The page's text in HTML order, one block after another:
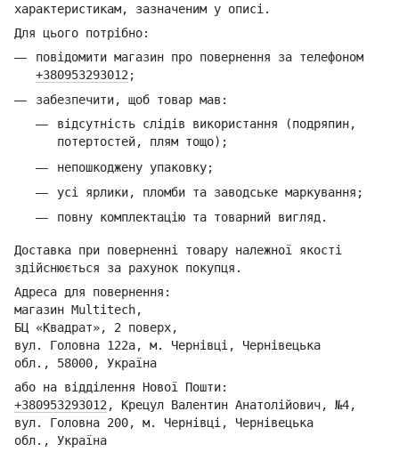
характеристикам, зазначеним у описі.
Для цього потрібно:
повідомити магазин про повернення за телефоном
+380953293012 ;
забезпечити, щоб товар мав:
відсутність слідів використання (подряпин,
потертостей, плям тощо);
непошкоджену упаковку;
усі ярлики, пломби та заводське маркування;
повну комплектацію та товарний вигляд.
Доставка при поверненні товару належної якості
здійснюється за рахунок покупця.
Адреса для повернення:
магазин Multitech,
БЦ «Квадрат», 2 поверх,
вул. Головна 122а, м. Чернівці, Чернівецька
обл., 58000, Україна
або на відділення Нової Пошти:
+380953293012 , Крецул Валентин Анатолійович, №4,
вул. Головна 200, м. Чернівці, Чернівецька
обл., Україна